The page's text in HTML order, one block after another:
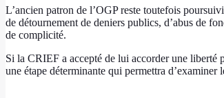
L’ancien patron de l’OGP reste toutefois
de détournement de deniers publics, d’abus de
de complicité.
Si la CRIEF a accepté de lui accorder une
une étape déterminante qui permettra d’examiner